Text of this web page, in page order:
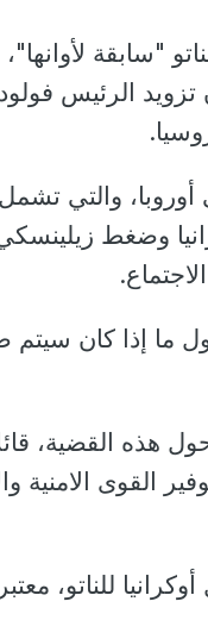
"سابقة لأوانها"،
الرئيس
والتي تشمل
وضغط
ما إذا كان سيتم
هذه القضية،
القوى الامنية
للناتو،